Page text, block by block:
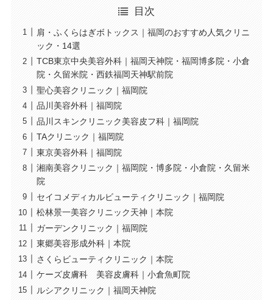
目次
肩・ふくらはぎボトックス｜福岡のおすすめ人気クリニ
ック・14選
TCB東京中央美容外科｜福岡天神院・福岡博多院・小倉
院・久留米院・西鉄福岡天神駅前院
聖心美容クリニック｜福岡院
品川美容外科｜福岡院
品川スキンクリニック美容皮フ科｜福岡院
TAクリニック｜福岡院
東京美容外科｜福岡院
湘南美容クリニック｜福岡院・博多院・小倉院・久留米
院
セイコメディカルビューティクリニック｜福岡院
松林景一美容クリニック天神｜本院
ガーデンクリニック｜福岡院
東郷美容形成外科｜本院
さくらビューティクリニック｜本院
ケーズ皮膚科 美容皮膚科｜小倉魚町院
ルシアクリニック｜福岡天神院